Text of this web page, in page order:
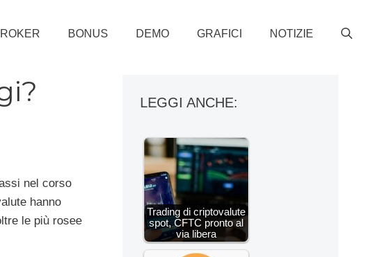
BONUS DEMO GRAFICI NOTIZIE
nel corso
hanno
le più rosee
LEGGI ANCHE:
Trading di criptovalute
spot, CFTC pronto al
via libera